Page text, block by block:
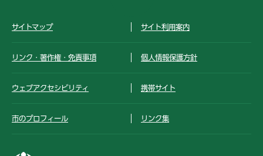
サイトマップ サイト利用案内
リンク・著作権・免責事項 個人情報保護方針
ウェブアクセシビリティ 携帯サイト
市のプロフィール リンク集